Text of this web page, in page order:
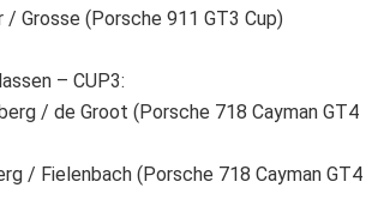
Grosse (Porsche 911 GT3 Cup)
– CUP3:
/ de Groot (Porsche 718 Cayman GT4
/ Fielenbach (Porsche 718 Cayman GT4